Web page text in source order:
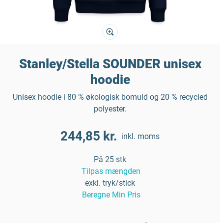
Stanley/Stella SOUNDER unisex
hoodie
Unisex hoodie i 80 % økologisk bomuld og 20 % recycled
polyester.
244,85 kr. inkl. moms
På 25 stk
Tilpas mængden
exkl. tryk/stick
Beregne Min Pris